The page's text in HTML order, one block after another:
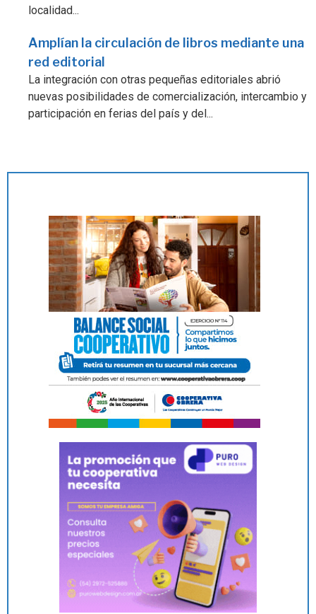
localidad...
Amplían la circulación de libros mediante una
red editorial
La integración con otras pequeñas editoriales abrió
nuevas posibilidades de comercialización, intercambio y
participación en ferias del país y del...